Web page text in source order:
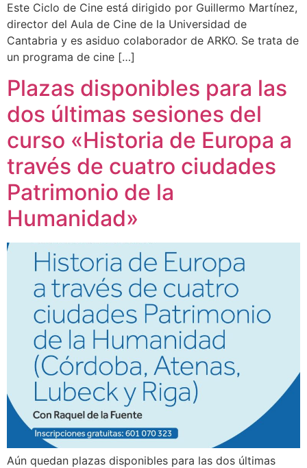
Este Ciclo de Cine está dirigido por Guillermo Martínez,
director del Aula de Cine de la Universidad de
Cantabria y es asiduo colaborador de ARKO. Se trata de
un programa de cine […]
Plazas disponibles para las
dos últimas sesiones del
curso «Historia de Europa a
través de cuatro ciudades
Patrimonio de la
Humanidad»
Aún quedan plazas disponibles para las dos últimas